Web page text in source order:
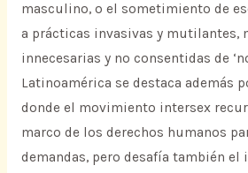
masculino, o el sometimiento de
a prácticas invasivas y mutilantes,
innecesarias y no consentidas de
Latinoamérica se destaca además
donde el movimiento intersex
marco de los derechos humanos
demandas, pero desafía también el